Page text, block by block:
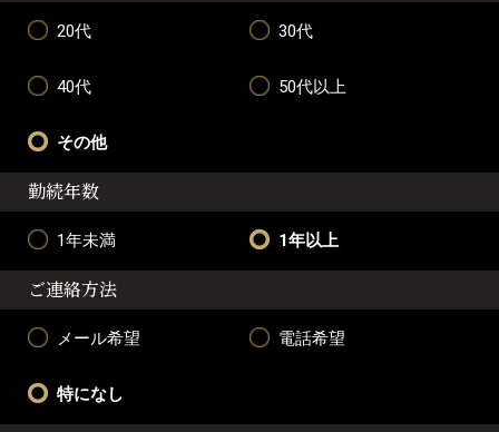
20代 30代
40代 50代以上
その他
勤続年数
1年未満 1年以上
ご連絡方法
メール希望 電話希望
特になし